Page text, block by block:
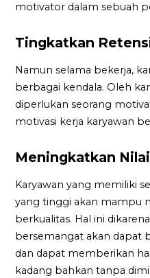
motivator dalam sebuah
Tingkatkan
Namun selama bekerja,
berbagai kendala. Oleh
diperlukan seorang
motivasi kerja karyawan
Meningkatkan
Karyawan yang memiliki
yang tinggi akan mampu
berkualitas. Hal ini
bersemangat akan dapat
dan dapat memberikan
kadang bahkan tanpa